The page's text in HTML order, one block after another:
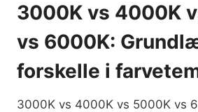
3000K vs 4000K
vs 6000K:
forskelle i
3000K vs 4000K vs 5000K vs